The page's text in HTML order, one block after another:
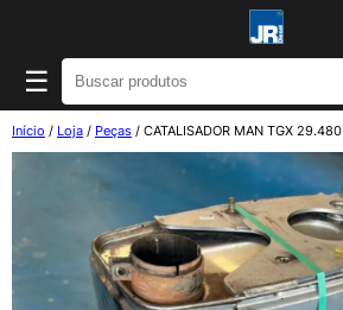
☰
Início / Loja / Peças / CATALISADOR MAN TGX 29.480